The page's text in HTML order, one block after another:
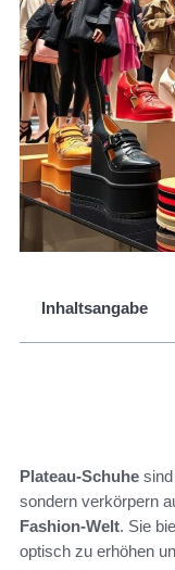
Inhaltsangabe
Plateau-Schuhe
sondern verkörpern
Fashion-Welt. Sie
optisch zu erhöhen